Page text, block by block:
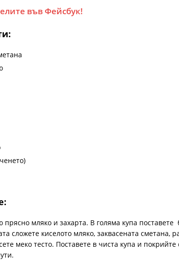
във Фейсбук!
прясно мляко и захарта. В голяма купа
сложете киселото мляко, заквасената сметана,
меко тесто. Поставете в чиста купа и покрийте